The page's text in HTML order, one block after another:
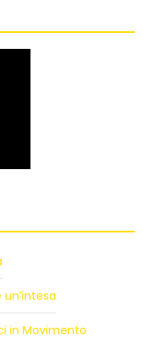
in Movimento